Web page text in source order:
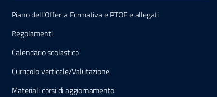
Piano dell’Offerta Formativa e PTOF e allegati
Regolamenti
Calendario scolastico
Curricolo verticale/Valutazione
Materiali corsi di aggiornamento